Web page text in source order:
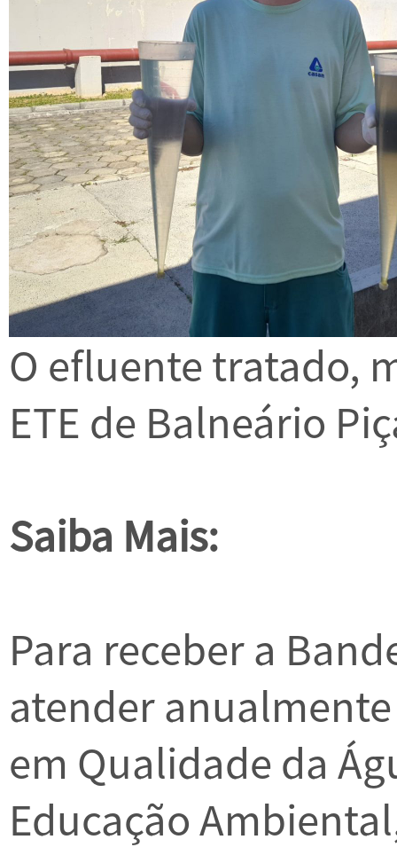
O efluente tratado,
ETE de Balneário
Saiba Mais:
Para receber a
atender
em Qualidade da
Educação